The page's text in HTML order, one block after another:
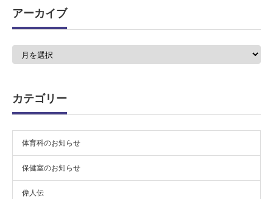
アーカイブ
ア
カテゴリー
体育科のお知らせ
保健室のお知らせ
偉人伝